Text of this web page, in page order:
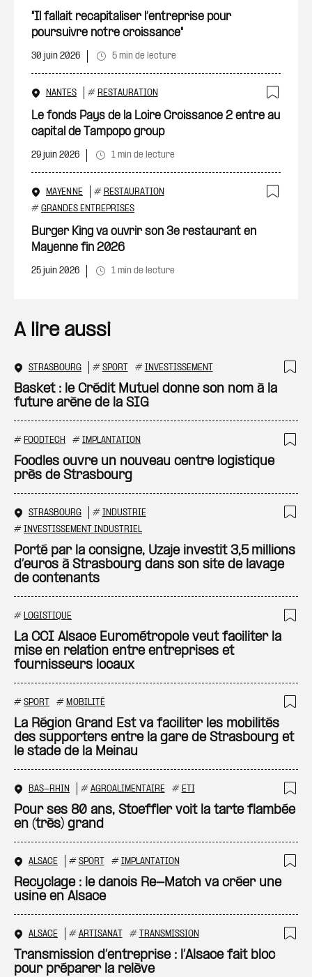
"Il fallait recapitaliser l’entreprise pour
poursuivre notre croissance"
30 juin 2026 5 min de lecture
NANTES # RESTAURATION
Le fonds Pays de la Loire Croissance 2 entre au
capital de Tampopo group
29 juin 2026 1 min de lecture
MAYENNE # RESTAURATION
# GRANDES ENTREPRISES
Burger King va ouvrir son 3e restaurant en
Mayenne fin 2026
25 juin 2026 1 min de lecture
A lire aussi
STRASBOURG # SPORT # INVESTISSEMENT
Basket : le Crédit Mutuel donne son nom à la
future arène de la SIG
# FOODTECH # IMPLANTATION
Foodles ouvre un nouveau centre logistique
près de Strasbourg
STRASBOURG # INDUSTRIE
# INVESTISSEMENT INDUSTRIEL
Porté par la consigne, Uzaje investit 3,5 millions
d’euros à Strasbourg dans son site de lavage
de contenants
# LOGISTIQUE
La CCI Alsace Eurométropole veut faciliter la
mise en relation entre entreprises et
fournisseurs locaux
# SPORT # MOBILITÉ
La Région Grand Est va faciliter les mobilités
des supporters entre la gare de Strasbourg et
le stade de la Meinau
BAS-RHIN # AGROALIMENTAIRE # ETI
Pour ses 80 ans, Stoeffler voit la tarte flambée
en (très) grand
ALSACE # SPORT # IMPLANTATION
Recyclage : le danois Re-Match va créer une
usine en Alsace
ALSACE # ARTISANAT # TRANSMISSION
Transmission d’entreprise : l’Alsace fait bloc
pour préparer la relève